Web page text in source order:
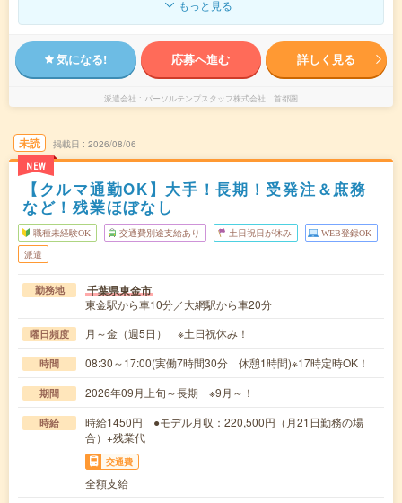
もっと見る
気になる! 応募へ進む 詳しく見る
派遣会社 パーソルテンプスタッフ株式会社 首都圏
未読
NEW
掲載日 2026/08/06
【クルマ通勤OK】大手！長期！受発注＆庶務
など！残業ほぼなし
職種未経験OK 交通費別途支給あり 土日祝日が休み WEB登録OK
派遣
勤務地 千葉県東金市
東金駅から車10分／大網駅から車20分
曜日頻度 月～金（週5日） ※土日祝休み！
時間 08:30～17:00(実働7時間30分 休憩1時間)※17時定時OK！
期間 2026年09月上旬～長期 ※9月～！
時給
時給1450円 ●モデル月収：220,500円（月21日勤務の場
合）+残業代
交通費
全額支給